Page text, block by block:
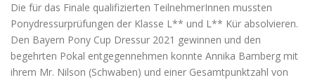
Die für das Finale qualifizierten TeilnehmerInnen mussten
Ponydressurprüfungen der Klasse L** und L** Kür absolvieren.
Den Bayern Pony Cup Dressur 2021 gewinnen und den
begehrten Pokal entgegennehmen konnte Annika Bamberg mit
ihrem Mr. Nilson (Schwaben) und einer Gesamtpunktzahl von